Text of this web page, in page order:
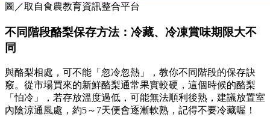
圖／取自食農教育資訊整合平台
不同階段酪梨保存方法：冷藏、冷凍賞味期限大不
同
與酪梨相處，可不能「忽冷忽熱」，教你不同階段的保存訣
竅。從市場買來的新鮮酪梨通常果實較硬，這個時候的酪梨
「怕冷」，若存放溫度過低，可能無法順利後熟，建議放置室
內陰涼通風處，約5～7天便會逐漸軟熟，記得不要冷藏喔！